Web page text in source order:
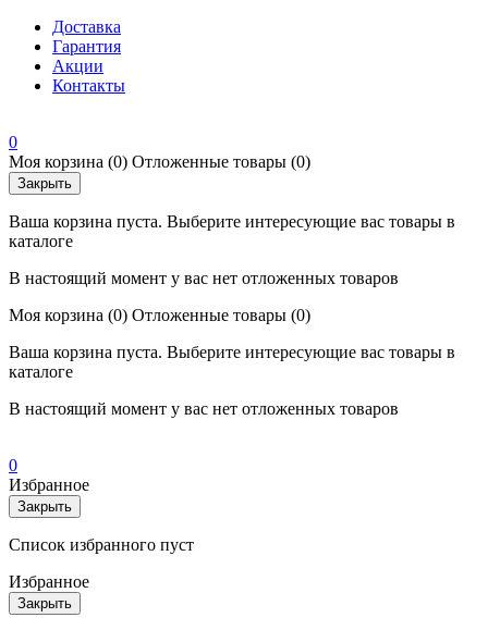
Доставка
Гарантия
Акции
Контакты
0
Моя корзина (0) Отложенные товары (0)
Закрыть
Ваша корзина пуста. Выберите интересующие вас товары в
каталоге
В настоящий момент у вас нет отложенных товаров
Моя корзина (0) Отложенные товары (0)
Ваша корзина пуста. Выберите интересующие вас товары в
каталоге
В настоящий момент у вас нет отложенных товаров
0
Избранное
Закрыть
Список избранного пуст
Избранное
Закрыть